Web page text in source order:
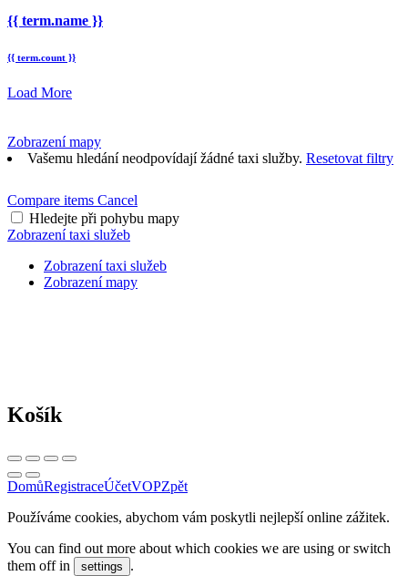
{{ term.name }}
{{ term.count }}
Load More
Zobrazení mapy
Vašemu hledání neodpovídají žádné taxi služby. Resetovat filtry
Compare items Cancel
Hledejte při pohybu mapy
Zobrazení taxi služeb
Zobrazení taxi služeb
Zobrazení mapy
Košík
DomůRegistraceÚčetVOPZpět
Používáme cookies, abychom vám poskytli nejlepší online zážitek.
You can find out more about which cookies we are using or switch
them off in
settings .